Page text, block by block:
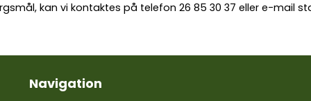
kan vi kontaktes på telefon26 85 30 37 eller e-mail
Navigation